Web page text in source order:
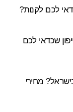
4 חודשים | האייפון שכדאי לכם
מחירי